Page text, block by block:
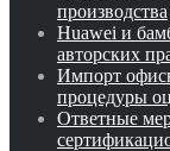
производства
Huawei и
авторских
Импорт
процедуры
Ответные